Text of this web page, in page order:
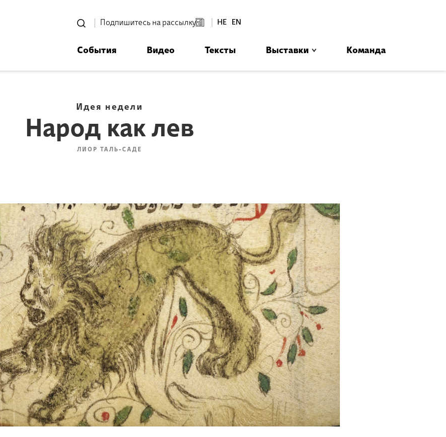
Подпишитесь на рассылку HE EN
События Видео Тексты Выставки Команда
Идея недели
Народ как лев
ЛИОР ТАЛЬ-САДЕ
סגור
בבית אביחי לפני כולם? - דף משוכפל
הרשמה